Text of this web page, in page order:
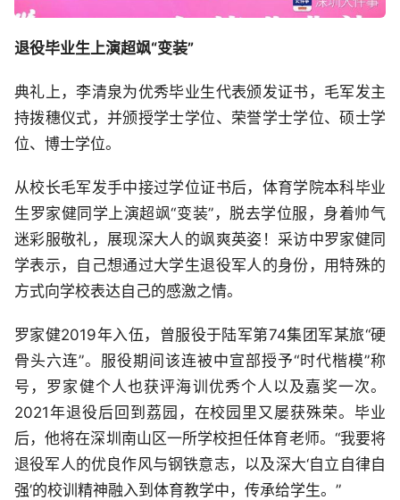
退役毕业生 上演超飒“变装”
典礼上，李清泉为优秀毕业生代表颁发证书，毛军发主
持拨穗仪式，并颁授学士学位、荣誉学士学位、硕士学
位、博士学位。
从校长毛军发手中接过学位证书后，体育学院本科毕业
生罗家健同学上演超飒“变装”，脱去学位服，身着帅气
迷彩服敬礼，展现深大人的飒爽英姿！采访中罗家健同
学表示，自己想通过大学生退役军人的身份，用特殊的
方式向学校表达自己的感激之情。
罗家健2019年入伍，曾服役于陆军第74集团军某旅“硬
骨头六连”。服役期间该连被中宣部授予“时代楷模”称
号，罗家健个人也获评海训优秀个人以及嘉奖一次。
2021年退役后回到荔园，在校园里又屡获殊荣。毕业
后，他将在深圳南山区一所学校担任体育老师。“我要将
退役军人的优良作风与钢铁意志，以及深大‘自立自律自
强’的校训精神融入到体育教学中，传承给学生。”